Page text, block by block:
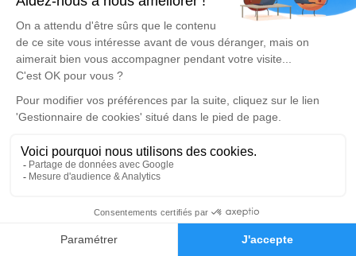
Faire-part Hommages
d'expression dédié à honorer la mémoire de José
DIOSDADO.
Un service de plantation d’arbre hommage est
disponible ici.
Je rends hommage
Inhumation
Cimetière de Gardanne
Rue du Cimetière